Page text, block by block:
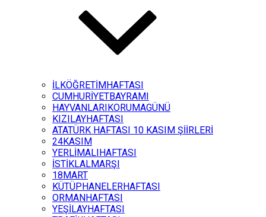
İLKÖĞRETİMHAFTASI
CUMHURİYETBAYRAMI
HAYVANLARIKORUMAGÜNÜ
KIZILAYHAFTASI
ATATÜRK HAFTASI 10 KASIM ŞİİRLERİ
24KASIM
YERLİMALIHAFTASI
İSTİKLALMARŞI
18MART
KÜTÜPHANELERHAFTASI
ORMANHAFTASI
YEŞİLAYHAFTASI